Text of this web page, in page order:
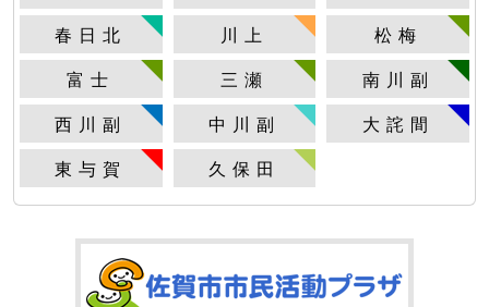
春日北
川上
松梅
富士
三瀬
南川副
西川副
中川副
大詫間
東与賀
久保田